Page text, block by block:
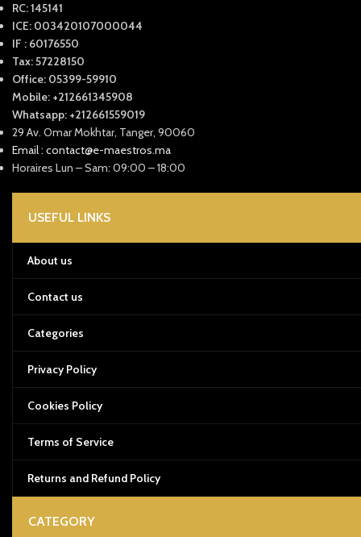
RC: 145141
ICE: 003420107000044
IF : 60176550
Tax: 57228150
Office: 05399-59910
Mobile: +212661345908
Whatsapp: +212661559019
29 Av. Omar Mokhtar, Tanger, 90060
Email : contact@e-maestros.ma
Horaires Lun – Sam: 09:00 – 18:00
USEFUL LINKS
About us
Contact us
Categories
Privacy Policy
Cookies Policy
Terms of Service
Returns and Refund Policy
CATEGORY